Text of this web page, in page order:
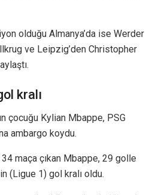
olduğu Almanya’da ise Werder
ve Leipzig’den Christopher
kralı
çocuğu Kylian Mbappe, PSG
ambargo koydu.
maça çıkan Mbappe, 29 golle
(Ligue 1) gol kralı oldu.